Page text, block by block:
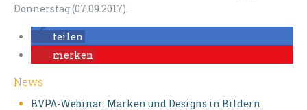
Donnerstag (07.09.2017).
teilen
merken
News
BVPA-Webinar: Marken und Designs in Bildern